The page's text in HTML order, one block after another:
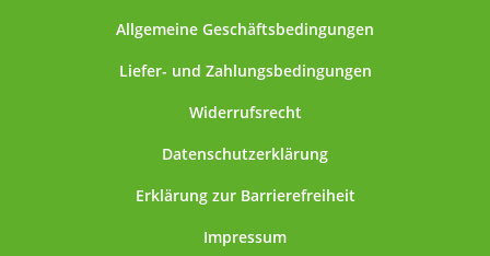
Allgemeine Geschäftsbedingungen
Liefer- und Zahlungsbedingungen
Widerrufsrecht
Datenschutzerklärung
Erklärung zur Barrierefreiheit
Impressum